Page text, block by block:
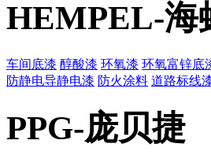
HEMPEL-海
车间底漆 醇酸漆 环氧漆 环氧富锌底
防静电导静电漆 防火涂料 道路标线
PPG-庞贝捷